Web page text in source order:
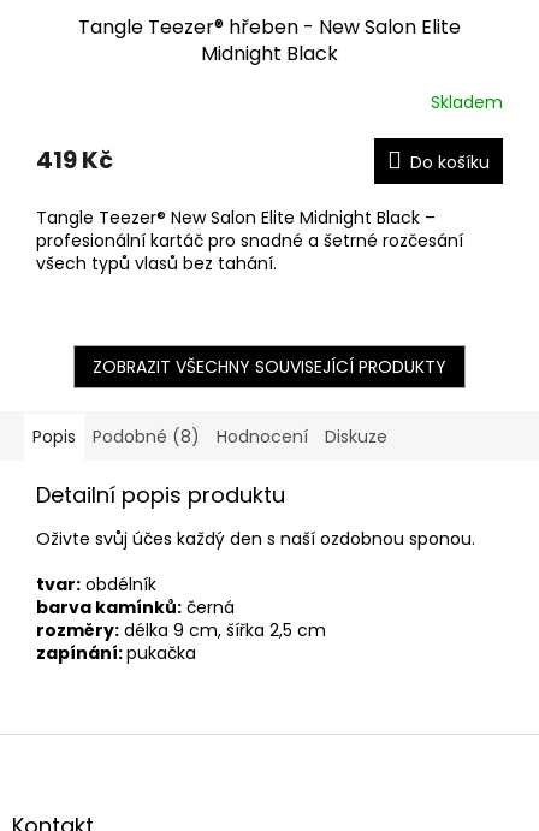
Tangle Teezer® hřeben - New Salon Elite
Midnight Black
Skladem
419 Kč Do košíku
Tangle Teezer® New Salon Elite Midnight Black –
profesionální kartáč pro snadné a šetrné rozčesání
všech typů vlasů bez tahání.
ZOBRAZIT VŠECHNY SOUVISEJÍCÍ PRODUKTY
Popis Podobné (8) Hodnocení Diskuze
Detailní popis produktu
Oživte svůj účes každý den s naší ozdobnou sponou.
tvar: obdélník
barva kamínků: černá
rozměry: délka 9 cm, šířka 2,5 cm
zapínání:pukačka
Z